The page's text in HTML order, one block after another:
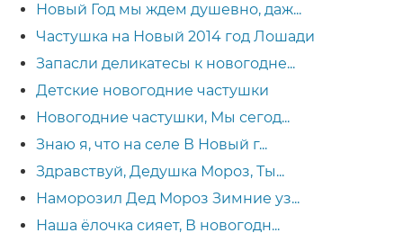
Новый Год мы ждем душевно, даж...
Частушка на Новый 2014 год Лошади
Запасли деликатесы к новогодне...
Детские новогодние частушки
Новогодние частушки, Мы сегод...
Знаю я, что на селе В Новый г...
Здравствуй, Дедушка Мороз, Ты...
Наморозил Дед Мороз Зимние уз...
Наша ёлочка сияет, В новогодн...